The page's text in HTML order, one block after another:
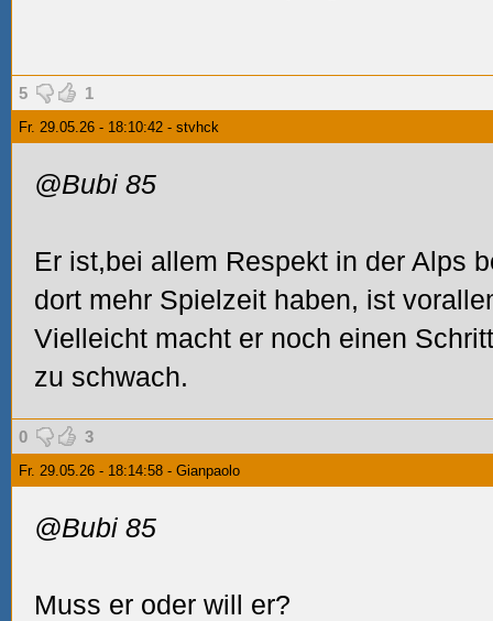
5 1
Fr. 29.05.26 - 18:10:42 - stvhck
@Bubi 85
Er ist,bei allem Respekt in der Alps
dort mehr Spielzeit haben, ist
Vielleicht macht er noch einen
zu schwach.
0 3
Fr. 29.05.26 - 18:14:58 - Gianpaolo
@Bubi 85
Muss er oder will er?